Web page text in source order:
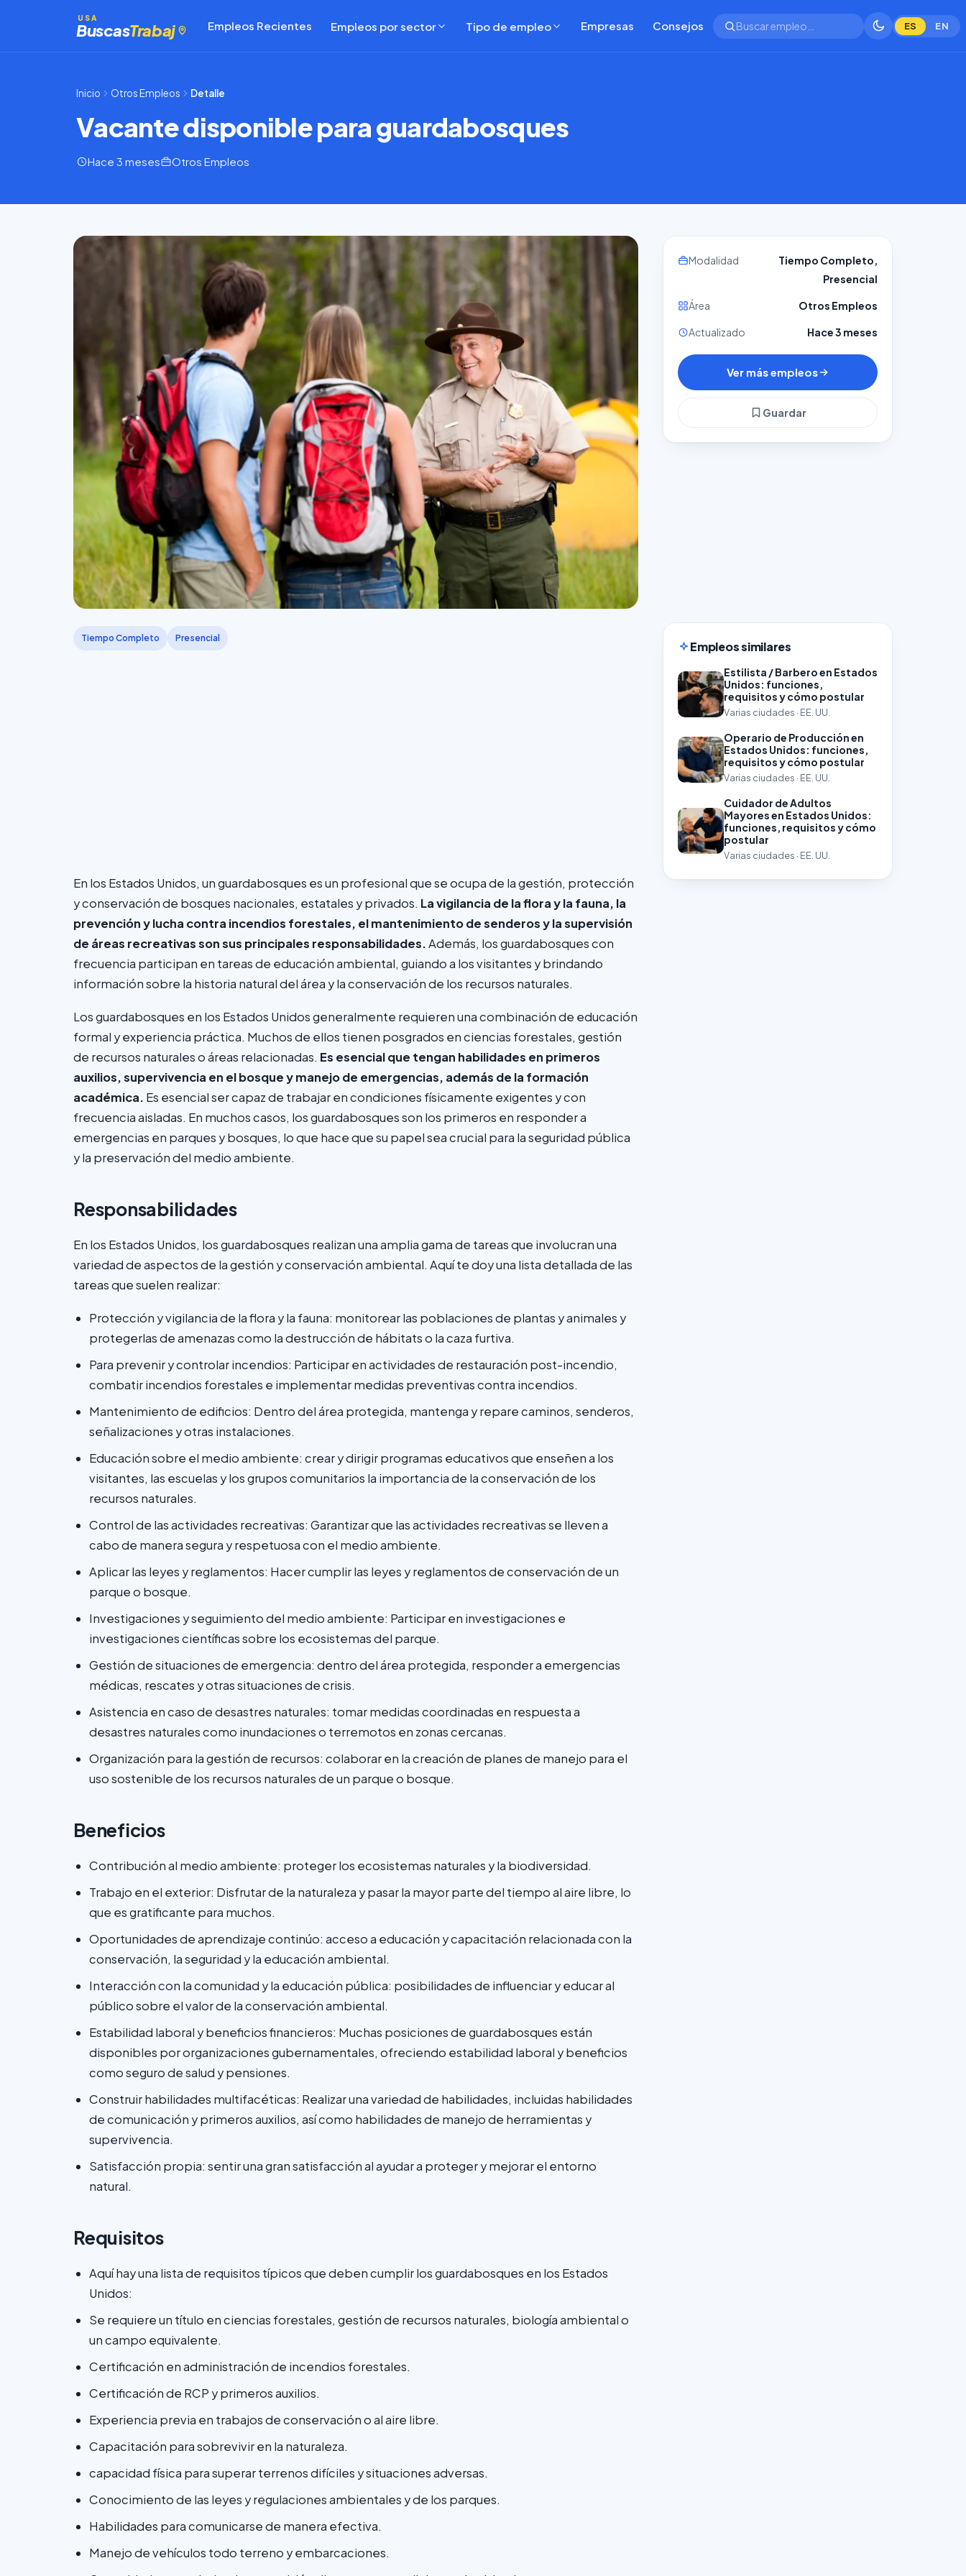
USA
BuscasTrabaj Empleos Recientes Empleos por sector Tipo de empleo Empresas Consejos ES EN
Inicio Otros Empleos Detalle
Vacante disponible para guardabosques
Hace 3 meses Otros Empleos
Tiempo Completo Presencial
En los Estados Unidos, un guardabosques es un profesional que se ocupa de la gestión, protección
y conservación de bosques nacionales, estatales y privados. La vigilancia de la flora y la fauna, la
prevención y lucha contra incendios forestales, el mantenimiento de senderos y la supervisión
de áreas recreativas son sus principales responsabilidades.Además, los guardabosques con
frecuencia participan en tareas de educación ambiental, guiando a los visitantes y brindando
información sobre la historia natural del área y la conservación de los recursos naturales.
Los guardabosques en los Estados Unidos generalmente requieren una combinación de educación
formal y experiencia práctica. Muchos de ellos tienen posgrados en ciencias forestales, gestión
de recursos naturales o áreas relacionadas. Es esencial que tengan habilidades en primeros
auxilios, supervivencia en el bosque y manejo de emergencias, además de la formación
académica. Es esencial ser capaz de trabajar en condiciones físicamente exigentes y con
frecuencia aisladas. En muchos casos, los guardabosques son los primeros en responder a
emergencias en parques y bosques, lo que hace que su papel sea crucial para la seguridad pública
y la preservación del medio ambiente.
Responsabilidades
En los Estados Unidos, los guardabosques realizan una amplia gama de tareas que involucran una
variedad de aspectos de la gestión y conservación ambiental. Aquí te doy una lista detallada de las
tareas que suelen realizar:
Protección y vigilancia de la flora y la fauna: monitorear las poblaciones de plantas y animales y
protegerlas de amenazas como la destrucción de hábitats o la caza furtiva.
Para prevenir y controlar incendios: Participar en actividades de restauración post-incendio,
combatir incendios forestales e implementar medidas preventivas contra incendios.
Mantenimiento de edificios: Dentro del área protegida, mantenga y repare caminos, senderos,
señalizaciones y otras instalaciones.
Educación sobre el medio ambiente: crear y dirigir programas educativos que enseñen a los
visitantes, las escuelas y los grupos comunitarios la importancia de la conservación de los
recursos naturales.
Control de las actividades recreativas: Garantizar que las actividades recreativas se lleven a
cabo de manera segura y respetuosa con el medio ambiente.
Aplicar las leyes y reglamentos: Hacer cumplir las leyes y reglamentos de conservación de un
parque o bosque.
Investigaciones y seguimiento del medio ambiente: Participar en investigaciones e
investigaciones científicas sobre los ecosistemas del parque.
Gestión de situaciones de emergencia: dentro del área protegida, responder a emergencias
médicas, rescates y otras situaciones de crisis.
Asistencia en caso de desastres naturales: tomar medidas coordinadas en respuesta a
desastres naturales como inundaciones o terremotos en zonas cercanas.
Organización para la gestión de recursos: colaborar en la creación de planes de manejo para el
uso sostenible de los recursos naturales de un parque o bosque.
Beneficios
Contribución al medio ambiente: proteger los ecosistemas naturales y la biodiversidad.
Trabajo en el exterior: Disfrutar de la naturaleza y pasar la mayor parte del tiempo al aire libre, lo
que es gratificante para muchos.
Oportunidades de aprendizaje continúo: acceso a educación y capacitación relacionada con la
conservación, la seguridad y la educación ambiental.
Interacción con la comunidad y la educación pública: posibilidades de influenciar y educar al
público sobre el valor de la conservación ambiental.
Estabilidad laboral y beneficios financieros: Muchas posiciones de guardabosques están
disponibles por organizaciones gubernamentales, ofreciendo estabilidad laboral y beneficios
como seguro de salud y pensiones.
Construir habilidades multifacéticas: Realizar una variedad de habilidades, incluidas habilidades
de comunicación y primeros auxilios, así como habilidades de manejo de herramientas y
supervivencia.
Satisfacción propia: sentir una gran satisfacción al ayudar a proteger y mejorar el entorno
natural.
Requisitos
Aquí hay una lista de requisitos típicos que deben cumplir los guardabosques en los Estados
Unidos:
Se requiere un título en ciencias forestales, gestión de recursos naturales, biología ambiental o
un campo equivalente.
Certificación en administración de incendios forestales.
Certificación de RCP y primeros auxilios.
Experiencia previa en trabajos de conservación o al aire libre.
Capacitación para sobrevivir en la naturaleza.
capacidad física para superar terrenos difíciles y situaciones adversas.
Conocimiento de las leyes y regulaciones ambientales y de los parques.
Habilidades para comunicarse de manera efectiva.
Manejo de vehículos todo terreno y embarcaciones.
Modalidad
Tiempo Completo,
Presencial
Área Otros Empleos
Actualizado Hace 3 meses
Ver más empleos
Guardar
Empleos similares
Estilista / Barbero en Estados
Unidos: funciones,
requisitos y cómo postular
Varias ciudades · EE. UU.
Operario de Producción en
Estados Unidos: funciones,
requisitos y cómo postular
Varias ciudades · EE. UU.
Cuidador de Adultos
Mayores en Estados Unidos:
funciones, requisitos y cómo
postular
Varias ciudades · EE. UU.